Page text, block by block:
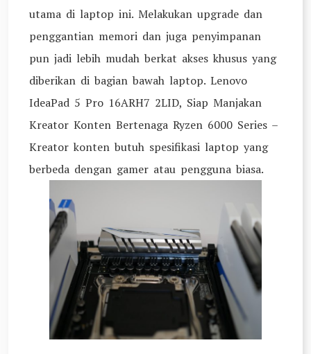
utama di laptop ini. Melakukan upgrade dan
penggantian memori dan juga penyimpanan
pun jadi lebih mudah berkat akses khusus yang
diberikan di bagian bawah laptop. Lenovo
IdeaPad 5 Pro 16ARH7 2LID, Siap Manjakan
Kreator Konten Bertenaga Ryzen 6000 Series –
Kreator konten butuh spesifikasi laptop yang
berbeda dengan gamer atau pengguna biasa.